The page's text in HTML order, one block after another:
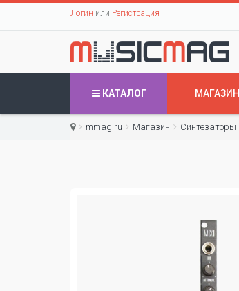
Логин или Регистрация
КАТАЛОГ МАГАЗИН
mmag.ru Магазин Синтезаторы